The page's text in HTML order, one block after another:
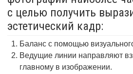
с целью получить
эстетический кадр:
Баланс с помощью
Ведущие линии направляют
главному в изображении.